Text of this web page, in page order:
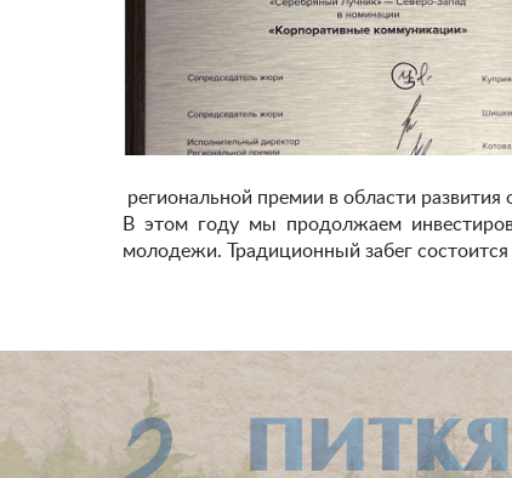
региональной премии в области
В этом году мы продолжаем
молодежи. Традиционный забег